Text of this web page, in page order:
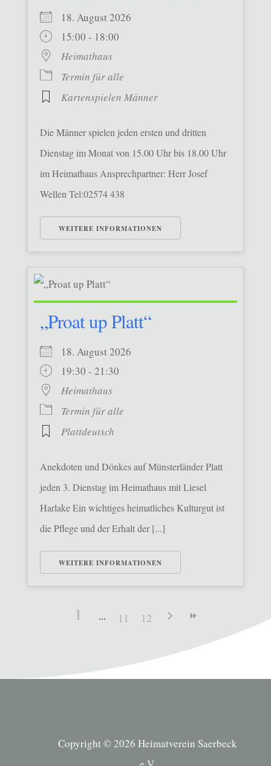
18. August 2026
15:00 - 18:00
Heimathaus
Termin für alle
Kartenspielen Männer
Die Männer spielen jeden ersten und dritten
Dienstag im Monat von 15.00 Uhr bis 18.00 Uhr
im Heimathaus Ansprechpartner: Herr Josef
Wellen Tel:02574 438
WEITERE INFORMATIONEN
„Proat up Platt“
18. August 2026
19:30 - 21:30
Heimathaus
Termin für alle
Plattdeutsch
Anekdoten und Dönkes auf Münsterländer Platt
jeden 3. Dienstag im Heimathaus mit Liesel
Harlake Ein wichtiges heimatliches Kulturgut ist
die Pflege und der Erhalt der [...]
WEITERE INFORMATIONEN
1 11 12
Copyright © 2026 Heimatverein Saerbeck